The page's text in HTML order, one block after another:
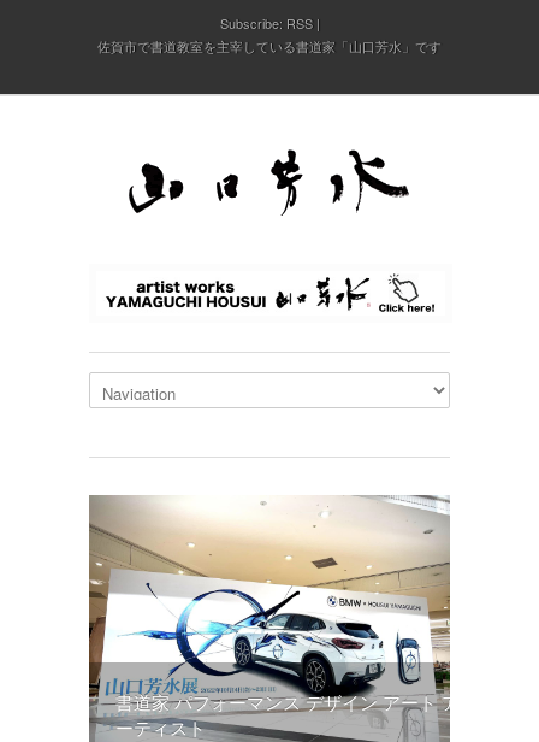
Subscribe: RSS
佐賀市で書道教室を主宰している書道家「山口芳水」です
書道家 パフォーマンス デザイン アート ア
ーティスト